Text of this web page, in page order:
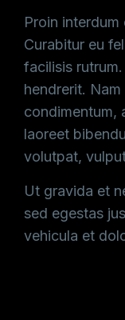
Proin
Curabitur eu
facilisis
hendrerit.
condimentum,
laoreet
volutpat,
Ut gravida et
sed egestas
vehicula et